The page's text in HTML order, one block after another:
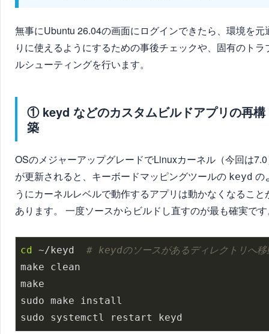
無事にUbuntu 26.04の画面にログインできたら、環境を元
りに使えるようにするための事後チェックや、固有のトラ
ルシューティングを行います。
① keyd などのカスタムビルドアプリの再構
築
OSのメジャーアップグレードでLinuxカーネル（今回は
が更新されると、キーボードマッピングツールの keyd の
うにカーネルレベルで動作するアプリは動かなくなること
あります。 一度ソースからビルドし直すのが最も確実で
cd ~/keyd # keydのソースがあるディレクトリへ移
make clean
make
sudo make install
sudo systemctl restart keyd